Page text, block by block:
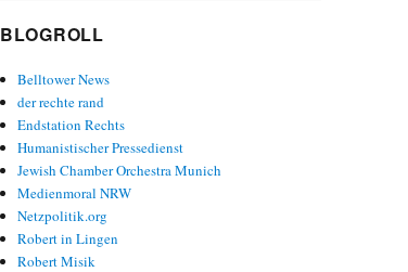
BLOGROLL
Belltower News
der rechte rand
Endstation Rechts
Humanistischer Pressedienst
Jewish Chamber Orchestra Munich
Medienmoral NRW
Netzpolitik.org
Robert in Lingen
Robert Misik